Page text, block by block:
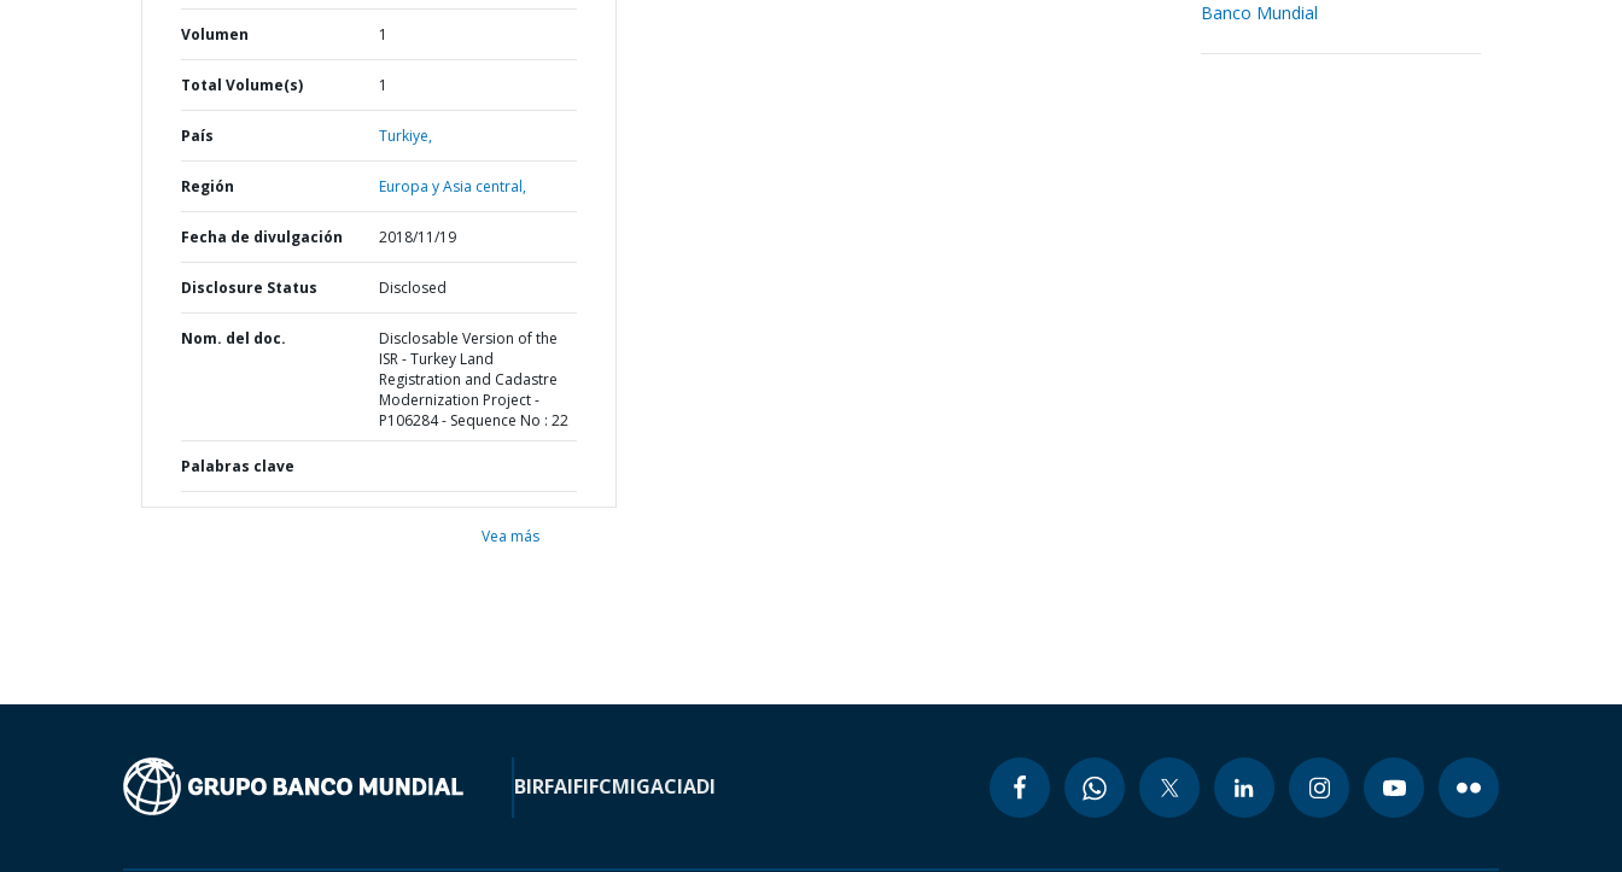
Volumen 1
Total Volume(s) 1
País Turkiye,
Región Europa y Asia central,
Fecha de divulgación 2018/11/19
Disclosure Status Disclosed
Nom. del doc.
Disclosable Version of the
ISR - Turkey Land
Registration and Cadastre
Modernization Project -
P106284 - Sequence No : 22
Palabras clave
Vea más
Banco Mundial
BIRFAIFIFCMIGACIADI